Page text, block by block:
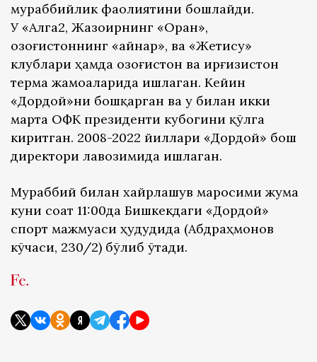
мураббийлик фаолиятини бошлайди.
У «Алга2, Жазоирнинг «Оран»,
Қозоғистоннинг «Қайнар», ва «Жетису»
клублари ҳамда Қозоғистон ва Қирғизистон
терма жамоаларида ишлаган. Кейин
«Дордой»ни бошқарган ва у билан икки
марта ОФК президенти кубогини қўлга
киритган. 2008-2022 йиллари «Дордой» бош
директори лавозимида ишлаган.
Мураббий билан хайрлашув маросими жума
куни соат 11:00да Бишкекдаги «Дордой»
спорт мажмуаси ҳудудида (Абдраҳмонов
кўчаси, 230/2) бўлиб ўтади.